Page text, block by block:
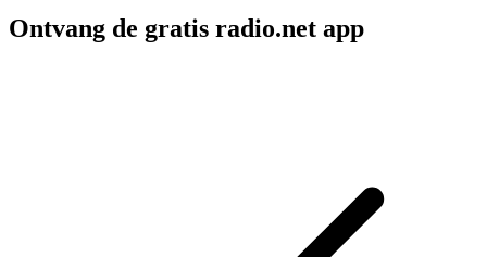
Ontvang de gratis radio.net app